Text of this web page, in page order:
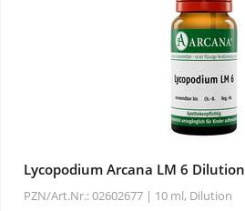
Lycopodium Arcana LM 6 Dilution
PZN/Art.Nr.: 02602677 | 10 ml, Dilution